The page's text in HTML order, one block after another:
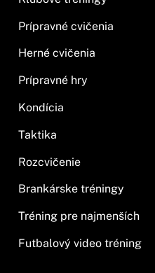
Prípravné cvičenia
Herné cvičenia
Prípravné hry
Kondícia
Taktika
Rozcvičenie
Brankárske tréningy
Tréning pre najmenších
Futbalový video tréning